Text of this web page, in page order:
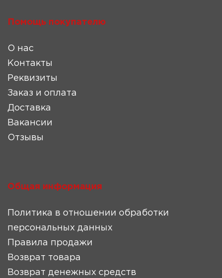
Помощь покупателю
О нас
Контакты
Реквизиты
Заказ и оплата
Доставка
Вакансии
Отзывы
Общая информация
Политика в отношении обработки
персональных данных
Правила продажи
Возврат товара
Возврат денежных средств